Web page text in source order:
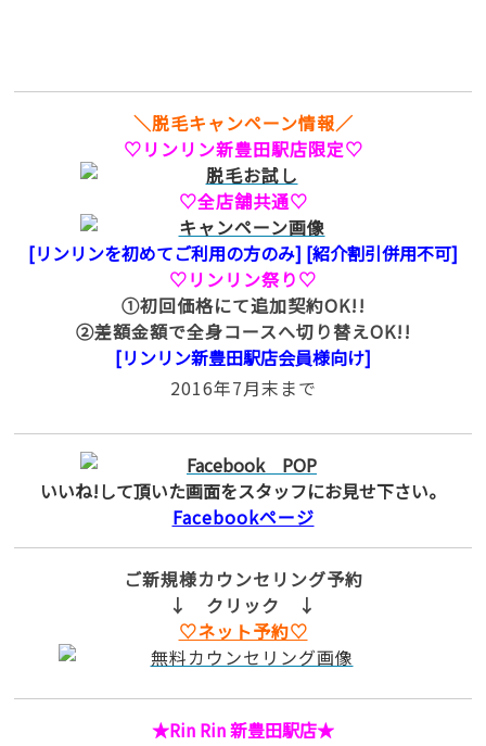
＼脱毛キャンペーン情報／
♡リンリン新豊田駅店限定♡
♡全店舗共通♡
[リンリンを初めてご利用の方のみ] [紹介割引併用不可]
♡リンリン祭り♡
①初回価格にて追加契約OK!!
②差額金額で全身コースへ切り替えOK!!
[リンリン新豊田駅店会員様向け]
2016年7月末まで
いいね!して頂いた画面をスタッフにお見せ下さい。
Facebookページ
ご新規様カウンセリング予約
↓ クリック ↓
♡ネット予約♡
★Rin Rin 新豊田駅店★